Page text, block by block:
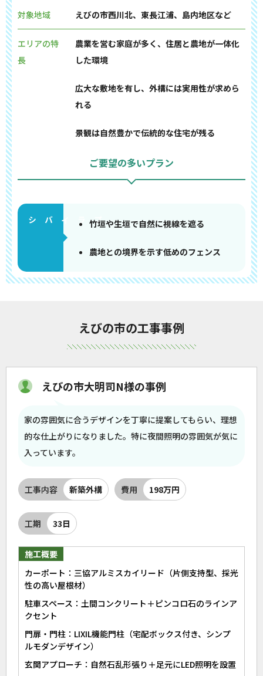
対象地域 えびの市西川北、東長江浦、島内地区など
エリアの特
長
農業を営む家庭が多く、住居と農地が一体化
した環境
広大な敷地を有し、外構には実用性が求めら
れる
景観は自然豊かで伝統的な住宅が残る
ご要望の多いプラン
竹垣や生垣で自然に視線を遮る
農地との境界を示す低めのフェンス
えびの市の工事事例
えびの市大明司N様の事例
家の雰囲気に合うデザインを丁寧に提案してもらい、理想
的な仕上がりになりました。特に夜間照明の雰囲気が気に
入っています。
工事内容 新築外構 費用 198万円
工期 33日
施工概要
カーポート：三協アルミスカイリード（片側支持型、採光
性の高い屋根材）
駐車スペース：土間コンクリート＋ピンコロ石のラインア
クセント
門扉・門柱：LIXIL機能門柱（宅配ボックス付き、シンプ
ルモダンデザイン）
玄関アプローチ：自然石乱形張り＋足元にLED照明を設置